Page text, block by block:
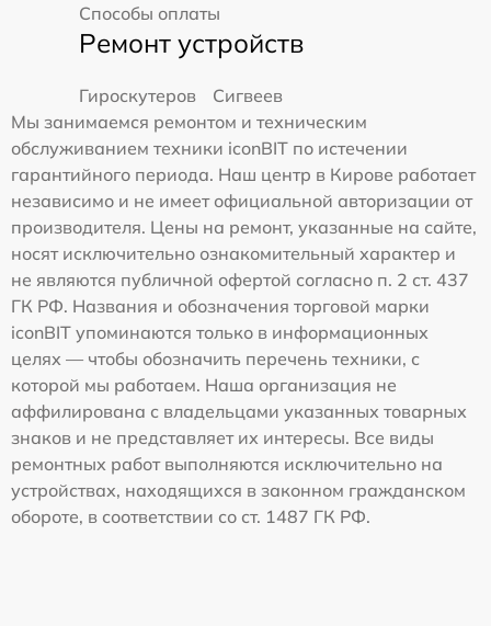
Способы оплаты
Ремонт устройств
Гироскутеров
Сигвеев
Мы занимаемся ремонтом и техническим
обслуживанием техники iconBIT по истечении
гарантийного периода. Наш центр в Кирове работает
независимо и не имеет официальной авторизации от
производителя. Цены на ремонт, указанные на сайте,
носят исключительно ознакомительный характер и
не являются публичной офертой согласно п. 2 ст. 437
ГК РФ. Названия и обозначения торговой марки
iconBIT упоминаются только в информационных
целях — чтобы обозначить перечень техники, с
которой мы работаем. Наша организация не
аффилирована с владельцами указанных товарных
знаков и не представляет их интересы. Все виды
ремонтных работ выполняются исключительно на
устройствах, находящихся в законном гражданском
обороте, в соответствии со ст. 1487 ГК РФ.